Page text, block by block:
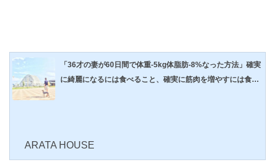
「36才の妻が60日間で体重-5kg体脂肪-8%なった方法」確実
に綺麗になるには食べること、確実に筋肉を増やすには食べ
ARATA HOUSE